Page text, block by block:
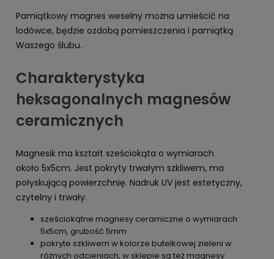
Pamiątkowy magnes weselny można umieścić na
lodówce, będzie ozdobą pomieszczenia i pamiątką
Waszego ślubu.
Charakterystyka
heksagonalnych magnesów
ceramicznych
Magnesik ma kształt sześciokąta o wymiarach
około 5x5cm. Jest pokryty trwałym szkliwem, ma
połyskującą powierzchnię. Nadruk UV jest estetyczny,
czytelny i trwały.
sześciokątne magnesy ceramiczne o wymiarach
5x5cm, grubość 5mm
pokryte szkliwem w kolorze butelkowej zieleni w
różnych odcieniach, w sklepie są też magnesy